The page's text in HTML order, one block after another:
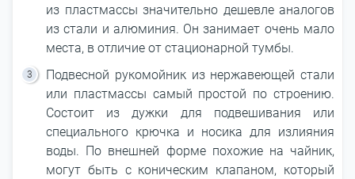
из пластмассы значительно дешевле аналогов
из стали и алюминия. Он занимает очень мало
места, в отличие от стационарной тумбы.
Подвесной рукомойник из нержавеющей стали
или пластмассы самый простой по строению.
Состоит из дужки для подвешивания или
специального крючка и носика для излияния
воды. По внешней форме похожие на чайник,
могут быть с коническим клапаном, который